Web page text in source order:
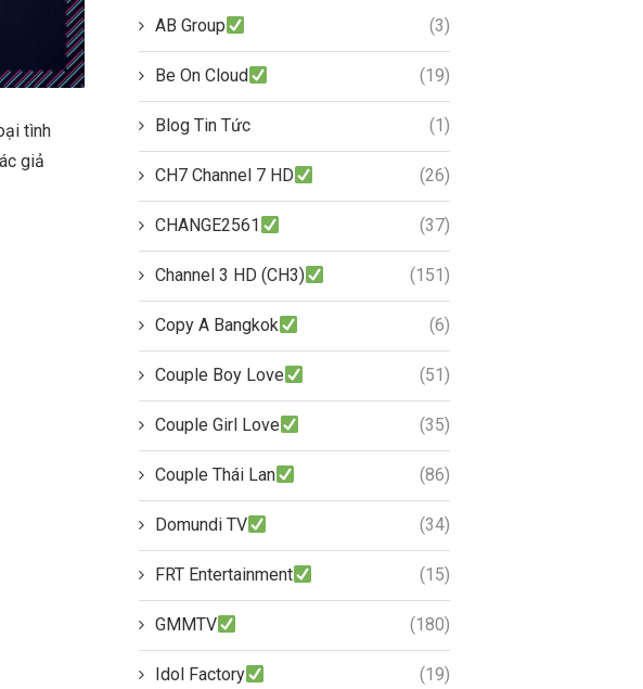
tình
giả
AB Group (3)
Be On Cloud (19)
Blog Tin Tức (1)
CH7 Channel 7 HD (26)
CHANGE2561 (37)
Channel 3 HD (CH3) (151)
Copy A Bangkok (6)
Couple Boy Love (51)
Couple Girl Love (35)
Couple Thái Lan (86)
Domundi TV (34)
FRT Entertainment (15)
GMMTV (180)
Idol Factory (19)